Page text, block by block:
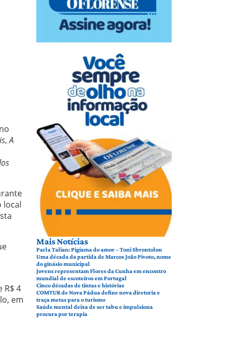
,A
local
R$ 4
em
Mais Notícias
Parla Talian: Pigiama do amor – Toni Sbrontolon
Uma década da partida de Marcos João Pivoto, nome
do ginásio municipal
Jovens representam Flores da Cunha em encontro
mundial de escoteiros em Portugal
Cinco décadas de tintas e histórias
COMTUR de Nova Pádua define nova diretoria e
traça metas para o turismo
Saúde mental deixa de ser tabu e impulsiona
procura por terapia